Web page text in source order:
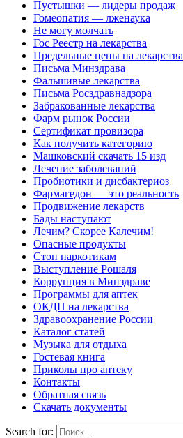
Пустышки — лидеры продаж
Гомеопатия — лженаука
Не могу молчать
Гос Реестр на лекарства
Предельные цены на лекарства
Письма Минздрава
Фальшивые лекарства
Письма Росздравнадзора
Забракованные лекарства
Фарм рынок России
Сертификат провизора
Как получить категорию
Машковский скачать 15 изд
Лечение заболеваний
Пробиотики и дисбактериоз
Фармагедон — это реальность
Продвижение лекарств
Бады наступают
Лечим? Скорее Калечим!
Опасные продукты
Стоп наркотикам
Выступление Рошаля
Коррупция в Минздраве
Программы для аптек
ОКДП на лекарства
Здравоохранение России
Каталог статей
Музыка для отдыха
Гостевая книга
Приколы про аптеку
Контакты
Обратная связь
Скачать документы
Search for: